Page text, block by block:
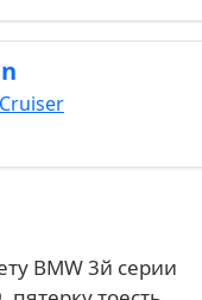
BMW 3й серии